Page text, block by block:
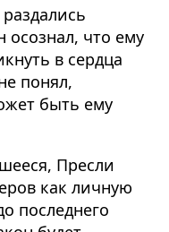
осознал, что ему
в сердца
понял,
быть ему
Пресли
как личную
последнего